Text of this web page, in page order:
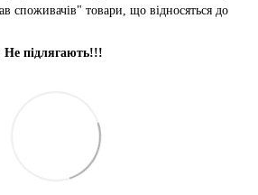
споживачів" товари, що відносяться до
Не підлягають!!!